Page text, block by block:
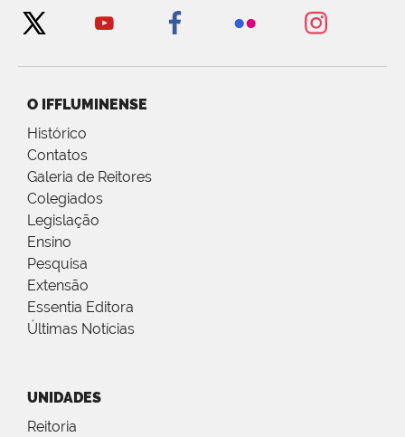
O IFFLUMINENSE
Histórico
Contatos
Galeria de Reitores
Colegiados
Legislação
Ensino
Pesquisa
Extensão
Essentia Editora
Últimas Notícias
UNIDADES
Reitoria